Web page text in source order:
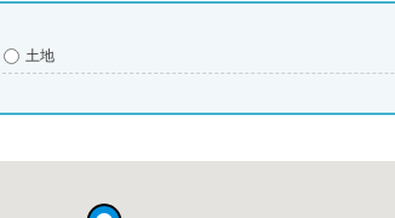
土地